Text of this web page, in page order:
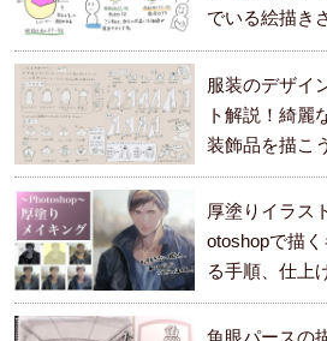
でいる絵描き
服装のデザイ
ト解説！綺麗
装飾品を描こ
厚塗りイラス
otoshopで描
る手順、仕上
ます。